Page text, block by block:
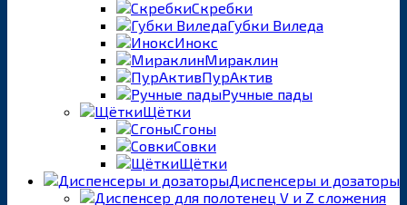
Скребки
Губки Виледа
Инокс
Мираклин
ПурАктив
Ручные пады
Щётки
Сгоны
Совки
Щётки
Диспенсеры и дозаторы